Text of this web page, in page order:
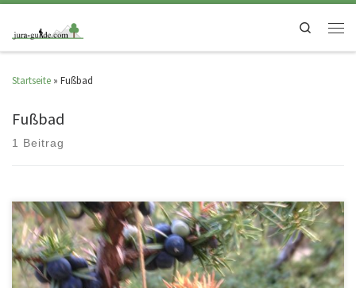
Search
Startseite » Fußbad
Fußbad
1 Beitrag